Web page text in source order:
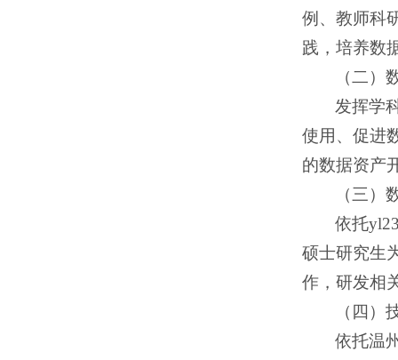
例、教师科
践，培养数
（二）
发挥学
使用、促进
的数据资产
（三）
依托
硕士研究生
作，研发相
（四）
依托温